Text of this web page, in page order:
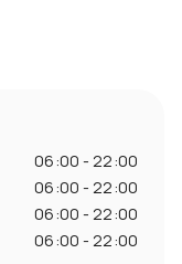
06:00 - 22:00
06:00 - 22:00
06:00 - 22:00
06:00 - 22:00